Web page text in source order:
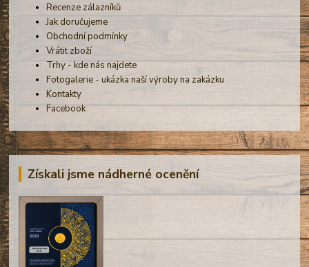
Recenze zálazníků
Jak doručujeme
Obchodní podmínky
Vrátit zboží
Trhy - kde nás najdete
Fotogalerie - ukázka naší výroby na zakázku
Kontakty
Facebook
Získali jsme nádherné ocenění